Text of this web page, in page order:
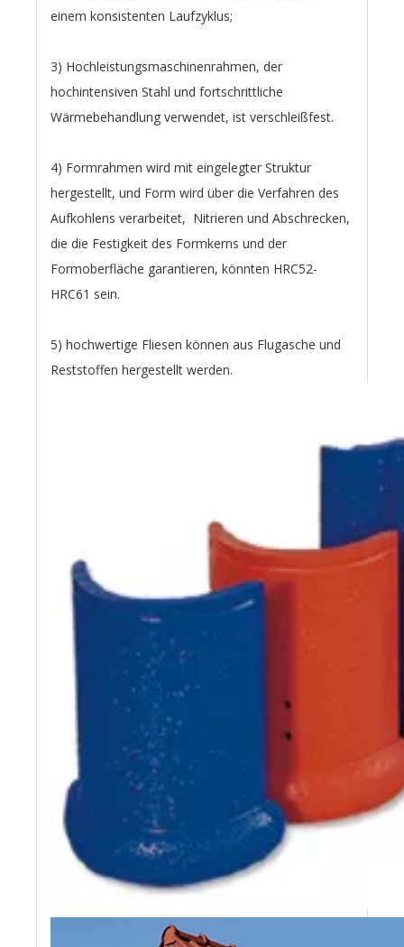
einem konsistenten Laufzyklus;
3) Hochleistungsmaschinenrahmen, der
hochintensiven Stahl und fortschrittliche
Wärmebehandlung verwendet, ist verschleißfest.
4) Formrahmen wird mit eingelegter Struktur
hergestellt, und Form wird über die Verfahren des
Aufkohlens verarbeitet, Nitrieren und Abschrecken,
die die Festigkeit des Formkerns und der
Formoberfläche garantieren, könnten HRC52-
HRC61 sein.
5) hochwertige Fliesen können aus Flugasche und
Reststoffen hergestellt werden.